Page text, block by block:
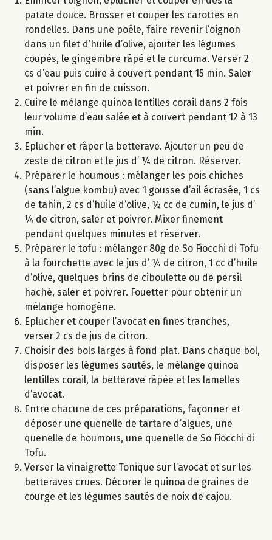
patate douce. Brosser et couper les carottes en
rondelles. Dans une poêle, faire revenir l’oignon
dans un filet d’huile d’olive, ajouter les légumes
coupés, le gingembre râpé et le curcuma. Verser 2
cs d’eau puis cuire à couvert pendant 15 min. Saler
et poivrer en fin de cuisson.
Cuire le mélange quinoa lentilles corail dans 2 fois
leur volume d’eau salée et à couvert pendant 12 à 13
min.
Eplucher et râper la betterave. Ajouter un peu de
zeste de citron et le jus d’ ¼ de citron. Réserver.
Préparer le houmous : mélanger les pois chiches
(sans l’algue kombu) avec 1 gousse d’ail écrasée, 1 cs
de tahin, 2 cs d’huile d’olive, ½ cc de cumin, le jus d’
¼ de citron, saler et poivrer. Mixer finement
pendant quelques minutes et réserver.
Préparer le tofu : mélanger 80g de So Fiocchi di Tofu
à la fourchette avec le jus d’ ¼ de citron, 1 cc d’huile
d’olive, quelques brins de ciboulette ou de persil
haché, saler et poivrer. Fouetter pour obtenir un
mélange homogène.
Eplucher et couper l’avocat en fines tranches,
verser 2 cs de jus de citron.
Choisir des bols larges à fond plat. Dans chaque bol,
disposer les légumes sautés, le mélange quinoa
lentilles corail, la betterave râpée et les lamelles
d’avocat.
Entre chacune de ces préparations, façonner et
déposer une quenelle de tartare d’algues, une
quenelle de houmous, une quenelle de So Fiocchi di
Tofu.
Verser la vinaigrette Tonique sur l’avocat et sur les
betteraves crues. Décorer le quinoa de graines de
courge et les légumes sautés de noix de cajou.